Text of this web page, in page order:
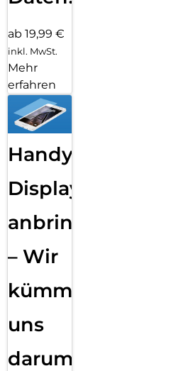
ab 19,99 €
inkl. MwSt.
Mehr
erfahren
Handy
Displayfolie
anbringen
– Wir
kümmern
uns
darum!